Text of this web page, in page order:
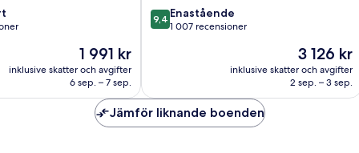
Priset
är
1 991 kr
1 991 kr
inklusive skatter och avgifter
6 sep. – 7 sep.
9.4
av
1 007 recensioner
9,4 Enastående
1 007 recensioner
Priset
är
3 126 kr
3 126 kr
inklusive skatter och avgifter
2 sep. – 3 sep.
Jämför liknande boenden